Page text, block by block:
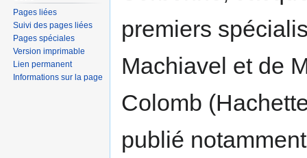
premiers
Machiavel et de
Colomb
publié
Pages liées
Suivi des pages liées
Pages spéciales
Version imprimable
Lien permanent
Informations sur la page